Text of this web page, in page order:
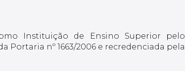
Instituição de Ensino Superior pelo
Portaria nº 1663/2006 e recredenciada pela